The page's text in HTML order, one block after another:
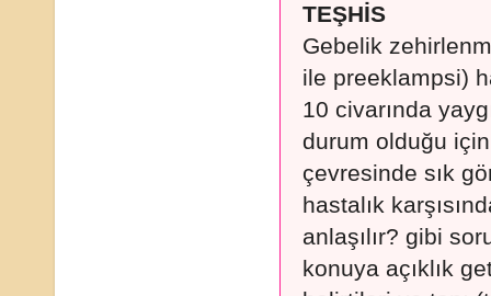
TEŞHİS
Gebelik
ile preeklampsi)
10 civarında
durum olduğu
çevresinde sık
hastalık
anlaşılır? gibi
konuya açıklık